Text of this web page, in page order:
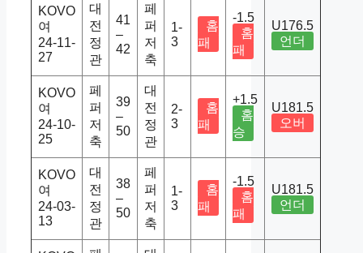
KOVO
여
24-11-
27
대
전
정
관
41
–
42
페
퍼
저
축
1-
3
홈
패
-1.5
홈
패
U176.5
언더
KOVO
여
24-10-
25
페
퍼
저
축
39
–
50
대
전
정
관
2-
3
홈
패
+1.5
홈
승
U181.5
오버
KOVO
여
24-03-
13
대
전
정
관
38
–
50
페
퍼
저
축
1-
3
홈
패
-1.5
홈
패
U181.5
언더